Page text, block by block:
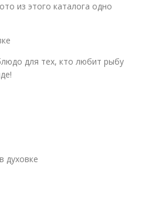
из этого каталога одно
для тех, кто любит рыбу
духовке